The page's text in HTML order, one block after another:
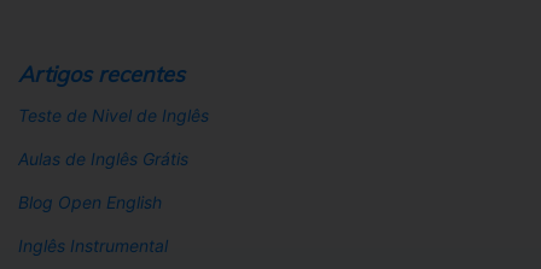
Artigos recentes
Teste de Nivel de Inglês
Aulas de Inglês Grátis
Blog Open English
Inglês Instrumental